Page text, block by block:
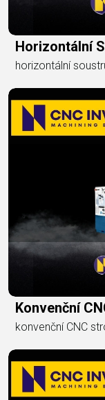
Horizontální
horizontální
Konvenční
konvenční CNC